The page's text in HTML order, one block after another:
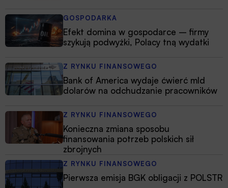
GOSPODARKA
Efekt domina w gospodarce – firmy
szykują podwyżki, Polacy tną wydatki
Z RYNKU FINANSOWEGO
Bank of America wydaje ćwierć mld
dolarów na odchudzanie pracowników
Z RYNKU FINANSOWEGO
Konieczna zmiana sposobu
finansowania potrzeb polskich sił
zbrojnych
Z RYNKU FINANSOWEGO
Pierwsza emisja BGK obligacji z POLSTR